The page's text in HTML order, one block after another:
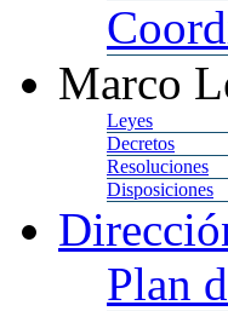
Marco
Leyes
Decretos
Resoluciones
Disposiciones
Plan